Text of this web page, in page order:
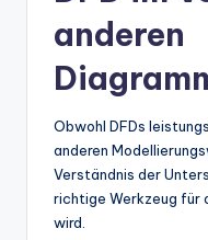
anderen
Obwohl DFDs
anderen
Verständnis der
richtige Werkzeug für
wird.